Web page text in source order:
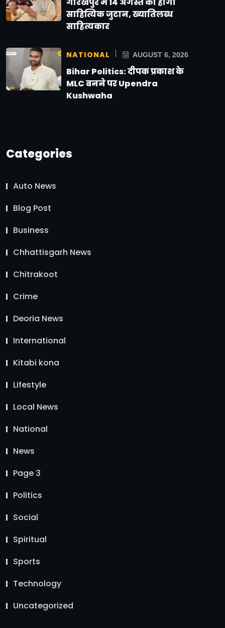
गोरखपुर में 14 अगस्त को होगा
साहित्यिक जुटान, ख्यातिलब्ध
साहित्यकार
NATIONAL AUGUST 6, 2026
Bihar Politics: दीपक प्रकाश के
MLC बनने पर Upendra
Kushwaha
Categories
Auto News
Blog Post
Business
Chhattisgarh News
Chitrakoot
Crime
Deoria News
International
Kitabi kona
Lifestyle
Local News
National
News
Page 3
Politics
Social
Spiritual
Sports
Technology
Uncategorized